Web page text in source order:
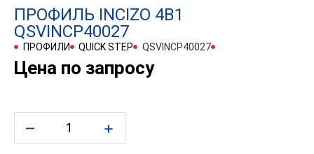
ПРОФИЛЬ INCIZO 4В1
QSVINCP40027
ПРОФИЛИ QUICK STEP QSVINCP40027
Цена по запросу
– +